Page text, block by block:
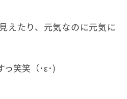
えたり、元気なのに元気に
っ笑笑（･ε･)